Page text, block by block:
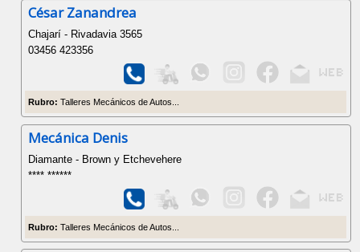
César Zanandrea
Chajarí - Rivadavia 3565
03456 423356
Rubro: Talleres Mecánicos de Autos...
Mecánica Denis
Diamante - Brown y Etchevehere
**** ******
Rubro: Talleres Mecánicos de Autos...